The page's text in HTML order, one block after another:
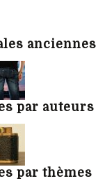
anciennes
par auteurs
par thèmes